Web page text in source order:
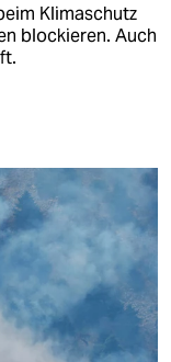
Klimaschutz
blockieren. Auch